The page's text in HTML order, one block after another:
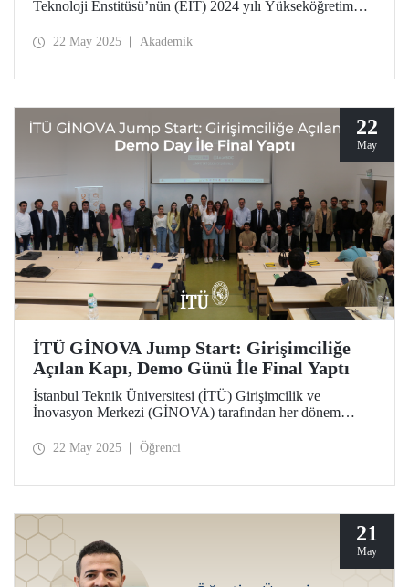
Teknoloji Enstitüsü’nün (EIT) 2024 yılı Yükseköğretim
kazandı. İTÜ'de İşletme Fakültesi öğretim üyesi Doç. Dr.
proje, derin teknoloji alanında yenilikçi fikirlerin girişimlere
dönüşmesini teşvik eden kapsamlı bir girişim olarak öne
çıkıyor.
22 May 2025 Akademik
22
May
İTÜ GİNOVA Jump Start: Girişimciliğe
Açılan Kapı, Demo Günü İle Final Yaptı
İstanbul Teknik Üniversitesi (İTÜ) Girişimcilik ve
İnovasyon Merkezi (GİNOVA) tarafından her dönem
Sertifika Programı, 2025 Bahar dönemi eğitimlerini 14
22 May 2025 Öğrenci
21
May